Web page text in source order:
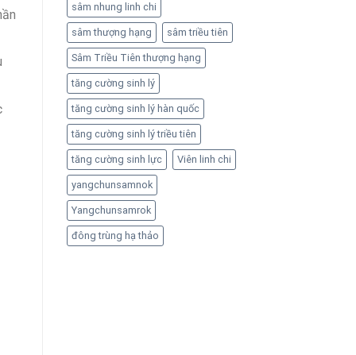
sâm nhung linh chi
sâm thượng hạng sâm triều tiên
Sâm Triều Tiên thượng hạng
tăng cường sinh lý
tăng cường sinh lý hàn quốc
tăng cường sinh lý triều tiên
tăng cường sinh lực Viên linh chi
yangchunsamnok
Yangchunsamrok
đông trùng hạ thảo